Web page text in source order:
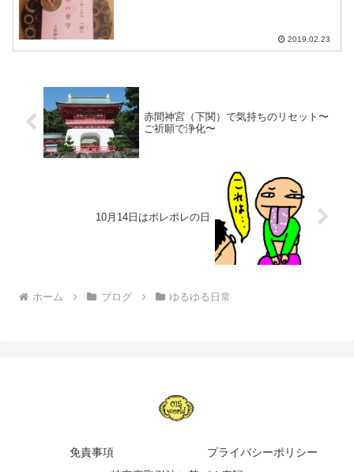
2019.02.23
赤間神宮（下関）で気持ちのリセット〜
ご祈願で浄化〜
10月14日はポレポレの日
ホーム ブログ ゆるゆる日常
免責事項
プライバシーポリシー